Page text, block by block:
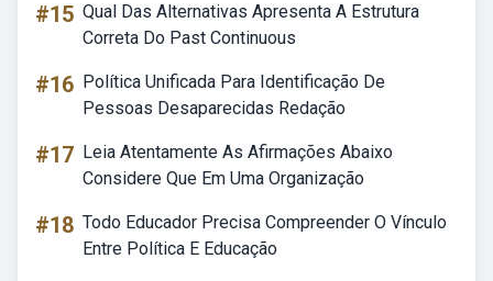
#15 Qual Das Alternativas Apresenta A Estrutura
Correta Do Past Continuous
#16 Política Unificada Para Identificação De
Pessoas Desaparecidas Redação
#17 Leia Atentamente As Afirmações Abaixo
Considere Que Em Uma Organização
#18 Todo Educador Precisa Compreender O Vínculo
Entre Política E Educação